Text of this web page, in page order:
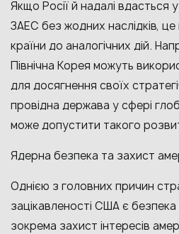
Якщо Росії й надалі вдасться
ЗАЕС без жодних наслідків, це
країни до аналогічних дій.
Північна Корея можуть
для досягнення своїх
провідна держава у сфері
може допустити такого
Ядерна безпека та захист
Однією з головних причин
зацікавленості США є
зокрема захист інтересів